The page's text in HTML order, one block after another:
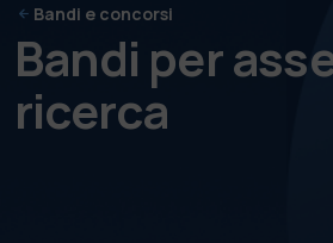
Bandi e concorsi
Bandi per
ricerca